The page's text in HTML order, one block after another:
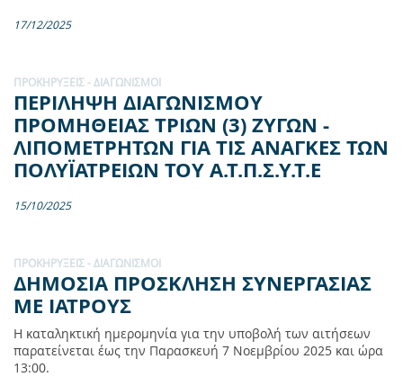
17/12/2025
ΠΡΟΚΗΡΎΞΕΙΣ - ΔΙΑΓΩΝΙΣΜΟΊ
ΠΕΡΙΛΗΨΗ ΔΙΑΓΩΝΙΣΜΟΥ
ΠΡΟΜΗΘΕΙΑΣ ΤΡΙΩΝ (3) ΖΥΓΩΝ -
ΛΙΠΟΜΕΤΡΗΤΩΝ ΓΙΑ ΤΙΣ ΑΝΑΓΚΕΣ ΤΩΝ
ΠΟΛΥΪΑΤΡΕΙΩΝ ΤΟΥ Α.Τ.Π.Σ.Υ.Τ.Ε
15/10/2025
ΠΡΟΚΗΡΎΞΕΙΣ - ΔΙΑΓΩΝΙΣΜΟΊ
ΔΗΜΟΣΙΑ ΠΡΟΣΚΛΗΣΗ ΣΥΝΕΡΓΑΣΙΑΣ
ΜΕ ΙΑΤΡΟΥΣ
H καταληκτική ημερομηνία για την υποβολή των αιτήσεων
παρατείνεται έως την Παρασκευή 7 Νοεμβρίου 2025 και ώρα
13:00.